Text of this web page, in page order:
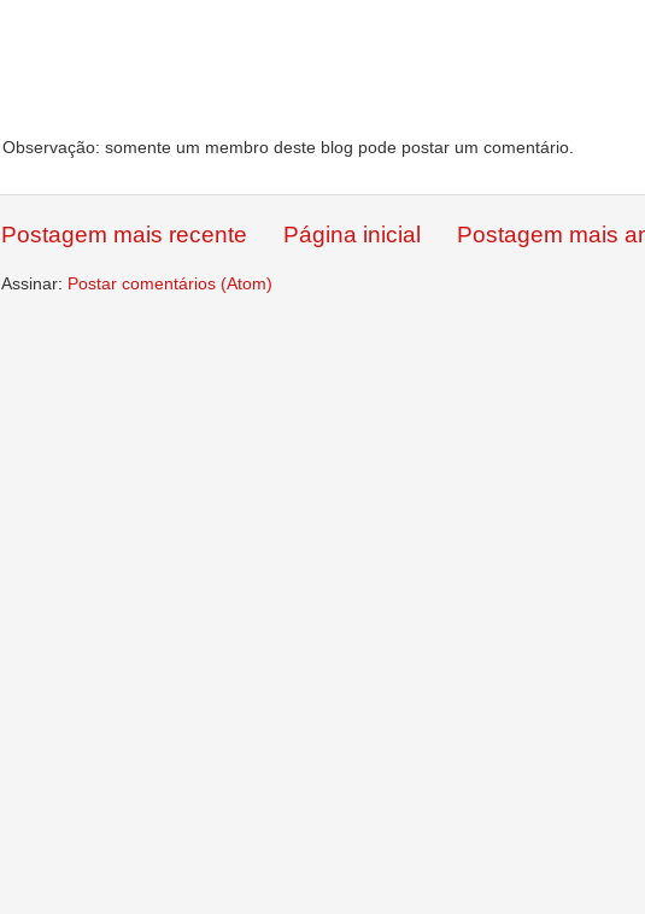
Observação: somente um membro deste blog pode postar um comentário.
Postagem mais recente Postagem mais
Página inicial
Assinar: Postar comentários (Atom)